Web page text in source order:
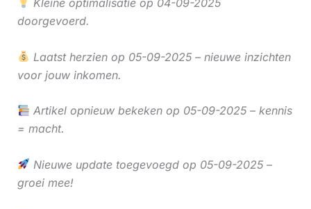
Kleine optimalisatie op 04-09-2025
doorgevoerd.
Laatst herzien op 05-09-2025 – nieuwe inzichten
voor jouw inkomen.
Artikel opnieuw bekeken op 05-09-2025 – kennis
= macht.
Nieuwe update toegevoegd op 05-09-2025 –
groei mee!